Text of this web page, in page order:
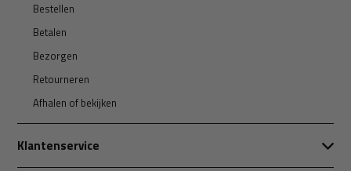
Bestellen
Betalen
Bezorgen
Retourneren
Afhalen of bekijken
Klantenservice